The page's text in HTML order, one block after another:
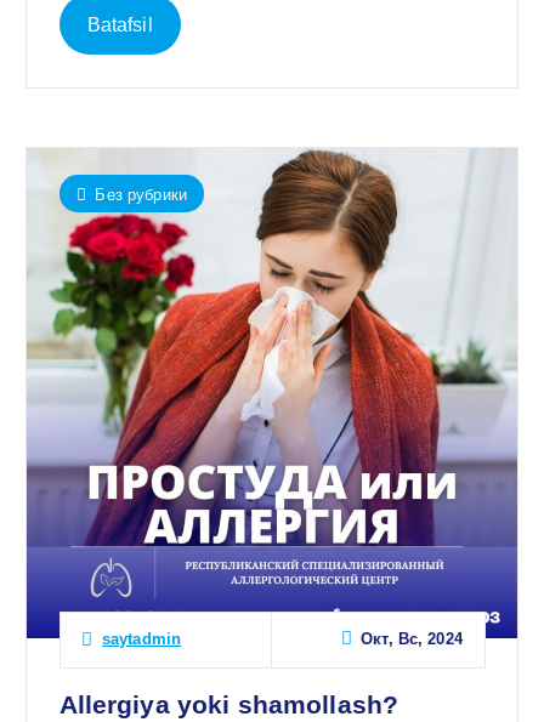
Batafsil
saytadmin Окт, Вс, 2024
Без рубрики
Allergiya yoki shamollash?